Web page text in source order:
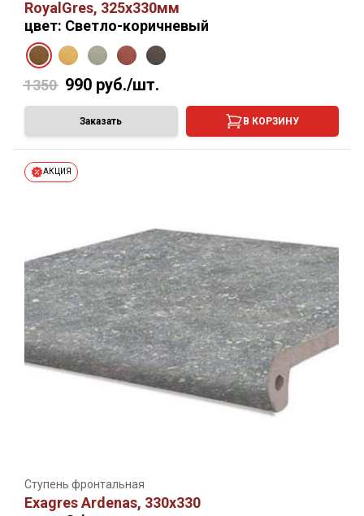
RoyalGres, 325х330мм
цвет: Светло-коричневый
1350 990 руб./шт.
Заказать В КОРЗИНУ
АКЦИЯ
Ступень фронтальная
Exagres Ardenas, 330х330